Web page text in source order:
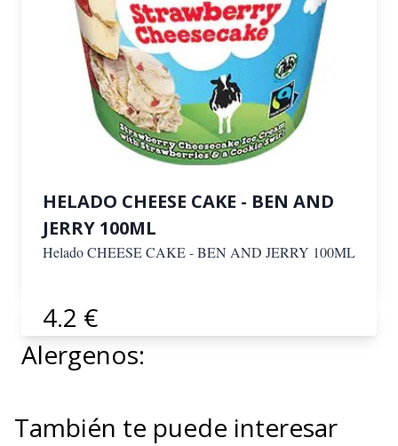
HELADO CHEESE CAKE - BEN AND
JERRY 100ML
Helado CHEESE CAKE - BEN AND JERRY 100ML
4.2 €
Alergenos:
También te puede interesar